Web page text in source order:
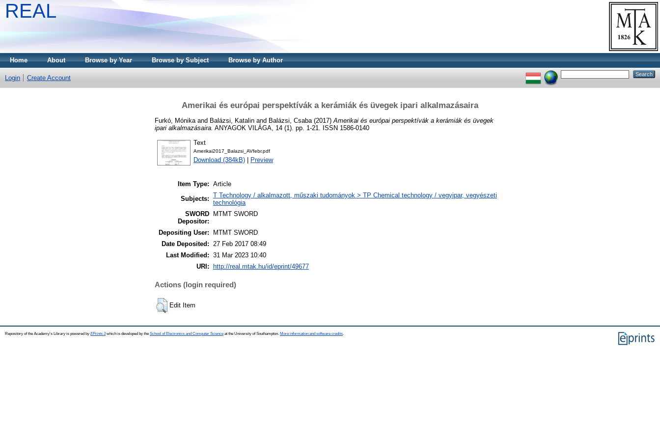
REAL
Home About Browse by Year Browse by Subject Browse by Author
Login Create Account
Amerikai és európai perspektívák a kerámiák és üvegek ipari alkalmazásaira
Furkó, Mónika and Balázsi, Katalin and Balázsi, Csaba (2017) Amerikai és európai perspektívák a kerámiák és üvegek
ipari alkalmazásaira. ANYAGOK VILÁGA, 14 (1). pp. 1-21. ISSN 1586-0140
Text
Amerikai2017_Balazsi_AVfebr.pdf
Download (384kB) Preview
Item Type: Article
Subjects: T Technology / alkalmazott, műszaki tudományok > TP Chemical technology / vegyipar, vegyészeti
technológia
SWORD
Depositor:
MTMT SWORD
Depositing User:
MTMT SWORD
Date Deposited: 27 Feb 2017 08:49
Last Modified: 31 Mar 2023 10:40
URI:
http://real.mtak.hu/id/eprint/49677
Actions (login required)
Edit Item
Repository of the Academy's Library is powered by EPrints 3which is developed by the School of Electronics and Computer Science at the University of Southampton. More information and software credits